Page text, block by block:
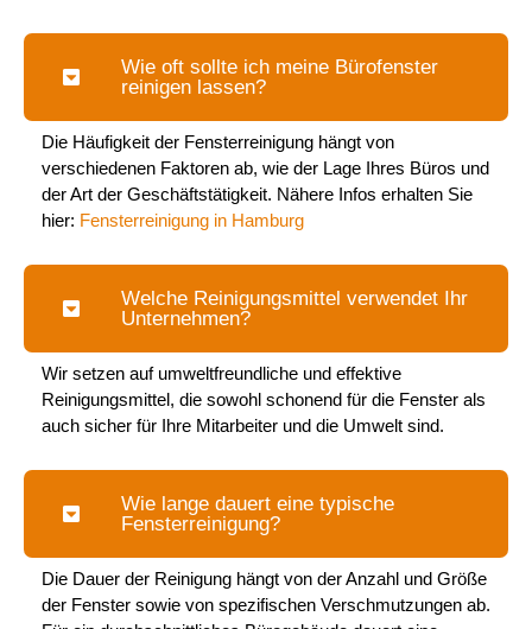
Wie oft sollte ich meine Bürofenster
reinigen lassen?
Die Häufigkeit der Fensterreinigung hängt von
verschiedenen Faktoren ab, wie der Lage Ihres Büros und
der Art der Geschäftstätigkeit. Nähere Infos erhalten Sie
hier: Fensterreinigung in Hamburg
Welche Reinigungsmittel verwendet Ihr
Unternehmen?
Wir setzen auf umweltfreundliche und effektive
Reinigungsmittel, die sowohl schonend für die Fenster als
auch sicher für Ihre Mitarbeiter und die Umwelt sind.
Wie lange dauert eine typische
Fensterreinigung?
Die Dauer der Reinigung hängt von der Anzahl und Größe
der Fenster sowie von spezifischen Verschmutzungen ab.